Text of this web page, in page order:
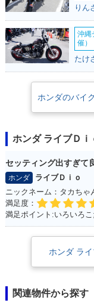
りん
沖縄
催）
たけ
ホンダのバイ
ホンダ ライブＤ
セッティング出すぎて
ホンダ
ライブＤｉｏ
ニックネーム：タカちゃ
満足度：
ホンダ ラ
関連物件から探す